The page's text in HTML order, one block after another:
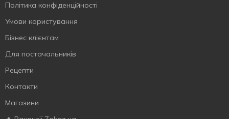
Політика конфіденційності
Умови користування
Бізнес клієнтам
Для постачальників
Рецепти
Контакти
Магазини